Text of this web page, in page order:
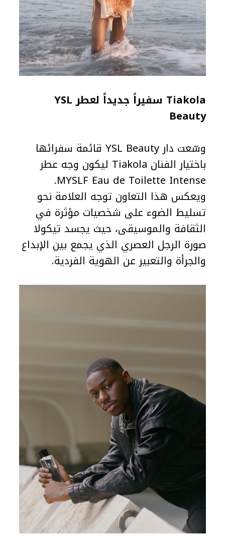
Tiakola سفيراً جديداً لعطر YSL
Beauty
وسّعت دار YSL Beauty قائمة سفرائها
باختيار الفنان Tiakola ليكون وجه عطر
MYSLF Eau de Toilette Intense.
ويعكس هذا التعاون توجه العلامة نحو
تسليط الضوء على شخصيات مؤثرة في
الثقافة والموسيقى، حيث يجسد تيكولا
صورة الرجل العصري الذي يجمع بين الإبداع
والجرأة والتعبير عن الهوية الفردية.